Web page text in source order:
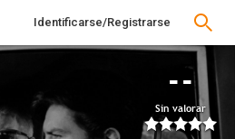
Identificarse/Registrarse
--
Sin valorar